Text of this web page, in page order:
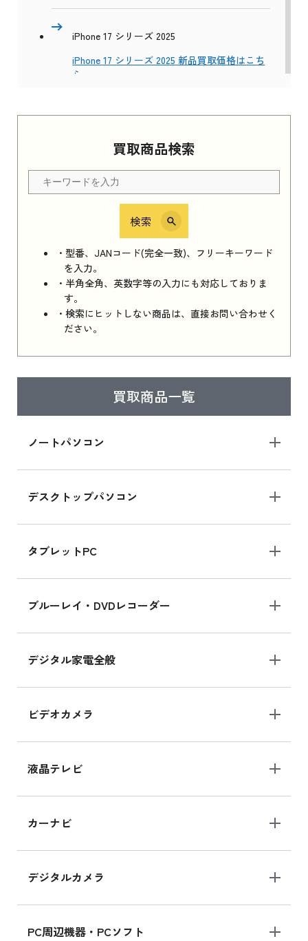
買取商品検索
検索
・型番、JANコード(完全一致)、フリーキーワード
を入力。
・半角全角、英数字等の入力にも対応しておりま
す。
・検索にヒットしない商品は、直接お問い合わせく
ださい。
買取商品一覧
ノートパソコン
デスクトップパソコン
タブレットPC
ブルーレイ・DVDレコーダー
デジタル家電全般
ビデオカメラ
液晶テレビ
カーナビ
デジタルカメラ
PC周辺機器・PCソフト
iPhone 17 シリーズ 2025
iPhone 17 シリーズ 2025 新品買取価格はこち
ら
Apple Watch Series 11 2025 新品買取価格はこ
ちら
iPhone 16e シリーズ 2025
iPhone 16e シリーズ 2025 新品買取価格はこち
ら
iPad 11インチ 2025年春モデル
はこちら
ら
iPad mini シリーズ 2024
iPad mini 8.3インチ の新品買取価格
iPhone 16 シリーズ
iPhone 16 の新品買取価格
iPad Air 11インチ シリーズ
iPad Air 11インチ の新品買取価格
iPhone 15 128GB シリーズ
iPhone 15 128GB の新品買取価格
MK2K3J/Aの新品買取価格はこちら